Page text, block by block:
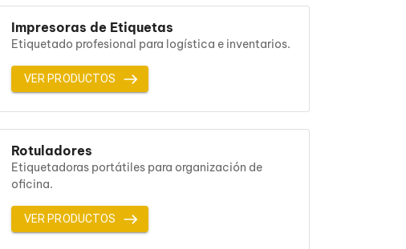
Impresoras de Etiquetas
Etiquetado profesional para logística e inventarios.
VER PRODUCTOS
Rotuladores
Etiquetadoras portátiles para organización de
oficina.
VER PRODUCTOS